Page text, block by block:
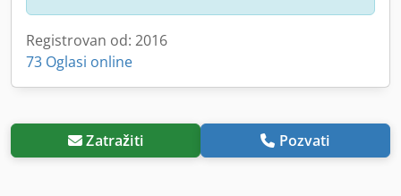
Registrovan od: 2016
73 Oglasi online
Zatražiti Pozvati